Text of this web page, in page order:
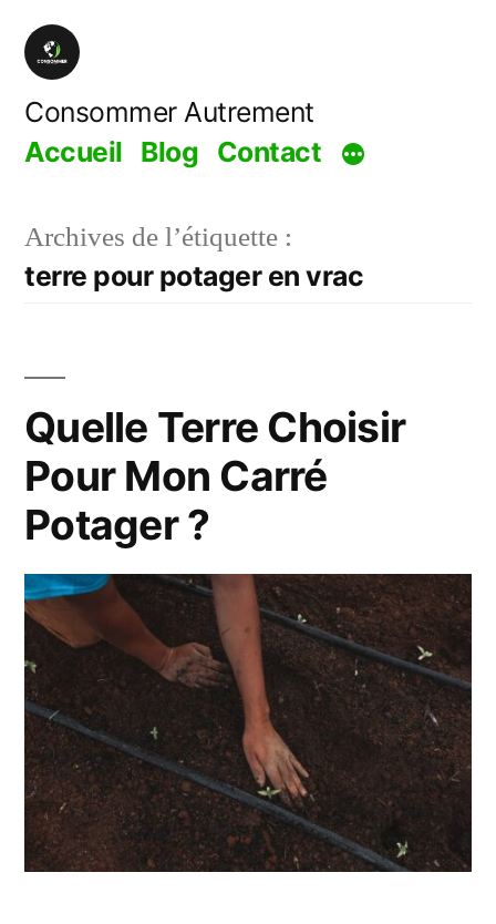
Aller
contenu
Consommer Autrement
Accueil Blog Contact
Archives de l’étiquette :
terre pour potager en vrac
Quelle Terre Choisir
Pour Mon Carré
Potager ?